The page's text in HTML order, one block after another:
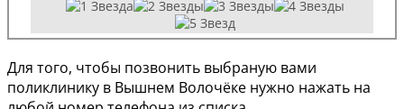
Для того, чтобы позвонить выбраную вами
поликлинику в Вышнем Волочёке нужно нажать на